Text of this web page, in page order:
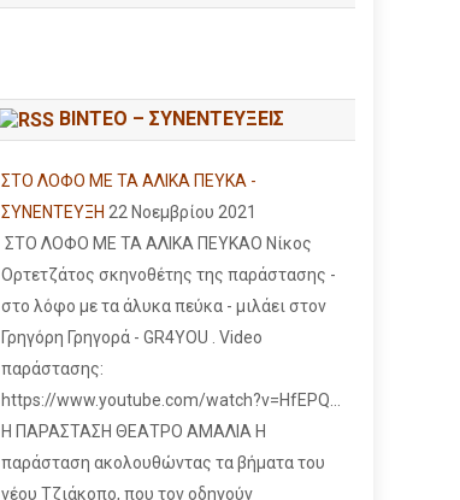
ΒΙΝΤΕΟ – ΣΥΝΕΝΤΕΥΞΕΙΣ
ΣΤΟ ΛΟΦΟ ΜΕ ΤΑ ΑΛΙΚΑ ΠΕΥΚΑ -
ΣΥΝΕΝΤΕΥΞΗ 22 Νοεμβρίου 2021
ΣΤΟ ΛΟΦΟ ΜΕ ΤΑ ΑΛΙΚΑ ΠΕΥΚΑΟ Νίκος
Ορτετζάτος σκηνοθέτης της παράστασης -
στο λόφο με τα άλυκα πεύκα - μιλάει στον
Γρηγόρη Γρηγορά - GR4YOU . Video
παράστασης:
https://www.youtube.com/watch?v=HfEPQ...
Η ΠΑΡΑΣΤΑΣΗ ΘΕΑΤΡΟ ΑΜΑΛΙΑ Η
παράσταση ακολουθώντας τα βήματα του
νέου Τζιάκοπο, που τον οδηγούν